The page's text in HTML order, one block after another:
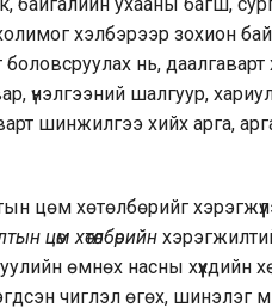
хэлбэрээр зохион
боловсруулах нь,
үнэлгээний шалгуур,
шинжилгээ хийх арга,
цөм хөтөлбөрийг
цөм хөтөлбөрийн
өмнөх насны хүүхдийн
чиглэл өгөх, шинэлэг